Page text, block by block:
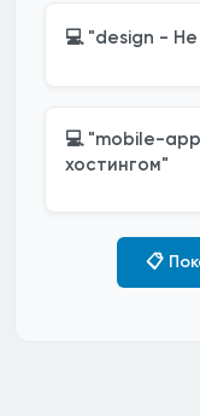
💻 "design -
💻 "mobile-
хостингом"
📋